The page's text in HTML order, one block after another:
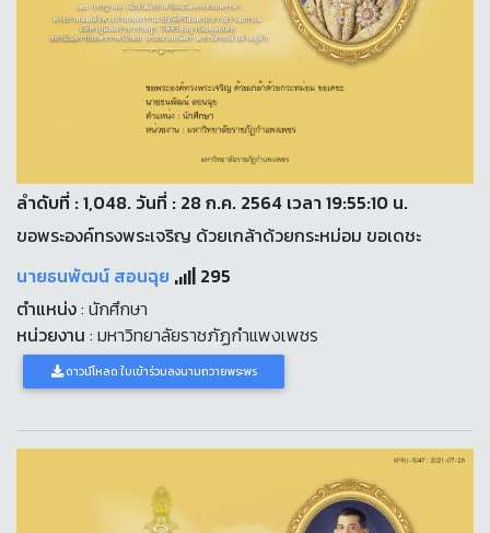
ลำดับที่ : 1,048. วันที่ : 28 ก.ค. 2564 เวลา 19:55:10 น.
ขอพระองค์ทรงพระเจริญ ด้วยเกล้าด้วยกระหม่อม ขอเดชะ
นายธนพัฒน์ สอนฉุย
295
ตำแหน่ง: นักศึกษา
หน่วยงาน : มหาวิทยาลัยราชภัฏกำแพงเพชร
ดาวน์โหลด ใบเข้าร่วมลงนามถวายพระพร